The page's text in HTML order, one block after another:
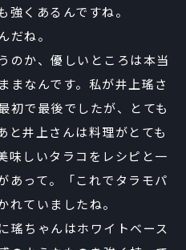
くあるんですね。
だね。
のか、優しいところは本当
まなんです。私が井上瑤さ
初で最後でしたが、とても
と井上さんは料理がとても
味しいタラコをレシピと一
あって。「これでタラモパ
れていましたね。
瑤ちゃんはホワイトベース